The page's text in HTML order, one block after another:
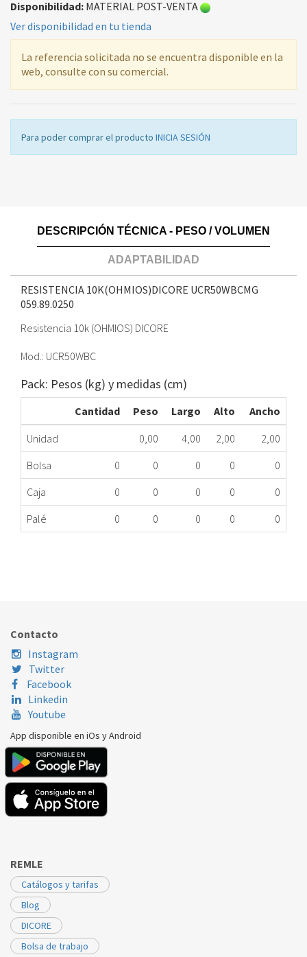
Disponibilidad: MATERIAL POST-VENTA
Ver disponibilidad en tu tienda
La referencia solicitada no se encuentra disponible en la
web, consulte con su comercial.
Para poder comprar el producto INICIA SESIÓN
DESCRIPCIÓN TÉCNICA - PESO / VOLUMEN
ADAPTABILIDAD
RESISTENCIA 10K(OHMIOS)DICORE UCR50WBCMG
059.89.0250
Resistencia 10k (OHMIOS) DICORE
Mod.: UCR50WBC
Pack: Pesos (kg) y medidas (cm)
Cantidad Peso Largo Alto
Ancho
Unidad
0,00 4,00 2,00
2,00
Bolsa
0 0 0 0
0
Caja
0 0 0 0
0
Palé
0 0 0 0 0
Contacto
Instagram
Twitter
Facebook
Linkedin
Youtube
App disponible en iOs y Android
REMLE
Catálogos y tarifas
Blog
DICORE
Bolsa de trabajo